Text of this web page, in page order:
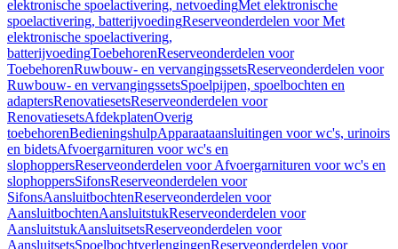
elektronische spoelactivering, netvoedingMet elektronische
spoelactivering, batterijvoedingReserveonderdelen voor Met
elektronische spoelactivering,
batterijvoedingToebehorenReserveonderdelen voor
ToebehorenRuwbouw- en vervangingssetsReserveonderdelen voor
Ruwbouw- en vervangingssetsSpoelpijpen, spoelbochten en
adaptersRenovatiesetsReserveonderdelen voor
RenovatiesetsAfdekplatenOverig
toebehorenBedieningshulpApparaataansluitingen voor wc's, urinoirs
en bidetsAfvoergarnituren voor wc's en
slophoppersReserveonderdelen voor Afvoergarnituren voor wc's en
slophoppersSifonsReserveonderdelen voor
SifonsAansluitbochtenReserveonderdelen voor
AansluitbochtenAansluitstukReserveonderdelen voor
AansluitstukAansluitsetsReserveonderdelen voor
AansluitsetsSpoelbochtverlengingenReserveonderdelen voor